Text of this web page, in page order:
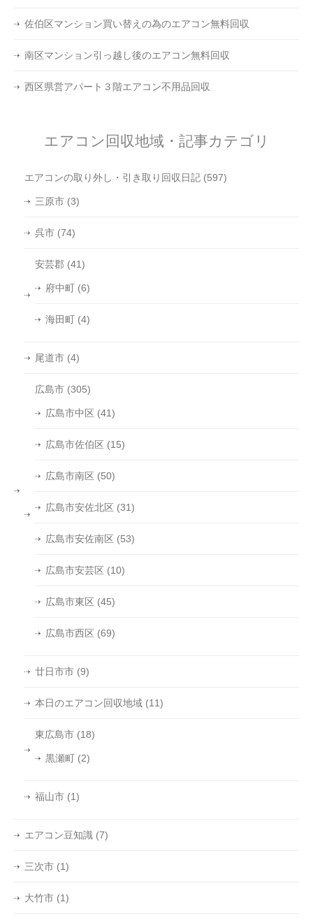
佐伯区マンション買い替えの為のエアコン無料回収
南区マンション引っ越し後のエアコン無料回収
西区県営アパート３階エアコン不用品回収
エアコン回収地域・記事カテゴリ
エアコンの取り外し・引き取り回収日記 (597)
三原市 (3)
呉市 (74)
安芸郡 (41)
府中町 (6)
海田町 (4)
尾道市 (4)
広島市 (305)
広島市中区 (41)
広島市佐伯区 (15)
広島市南区 (50)
広島市安佐北区 (31)
広島市安佐南区 (53)
広島市安芸区 (10)
広島市東区 (45)
広島市西区 (69)
廿日市市 (9)
本日のエアコン回収地域 (11)
東広島市 (18)
黒瀬町 (2)
福山市 (1)
エアコン豆知識 (7)
三次市 (1)
大竹市 (1)